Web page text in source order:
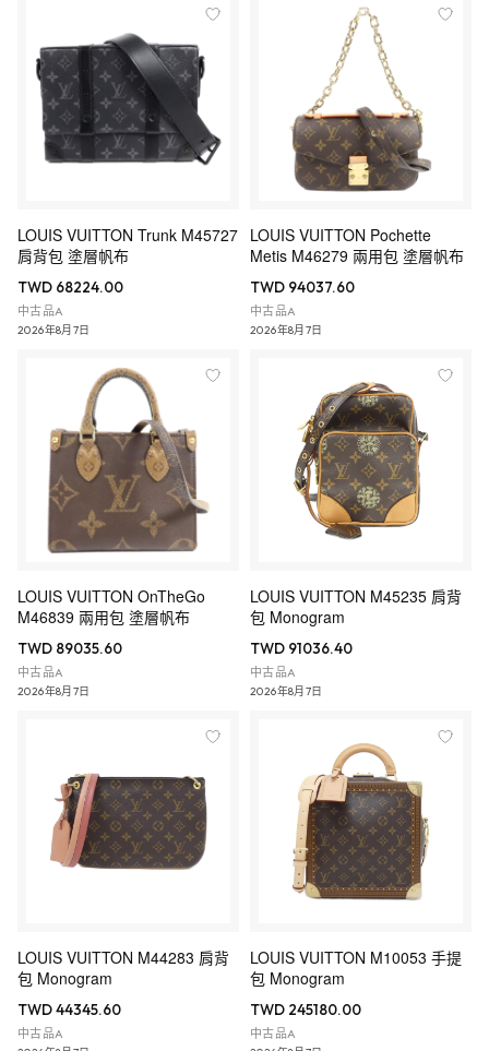
LOUIS VUITTON Trunk M45727
肩背包 塗層帆布
TWD 68224.00
中古品A
2026年8月7日
LOUIS VUITTON Pochette
Metis M46279 兩用包 塗層帆布
TWD 94037.60
中古品A
2026年8月7日
LOUIS VUITTON OnTheGo
M46839 兩用包 塗層帆布
TWD 89035.60
中古品A
2026年8月7日
LOUIS VUITTON M45235 肩背
包 Monogram
TWD 91036.40
中古品A
2026年8月7日
LOUIS VUITTON M44283 肩背
包 Monogram
TWD 44345.60
中古品A
LOUIS VUITTON M10053 手提
包 Monogram
TWD 245180.00
中古品A